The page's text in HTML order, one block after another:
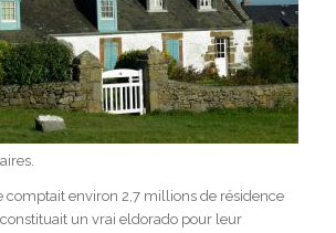
comptait environ 2,7 millions de résidence
un vrai eldorado pour leur